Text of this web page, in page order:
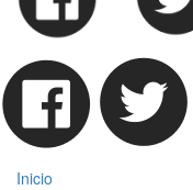
Inicio